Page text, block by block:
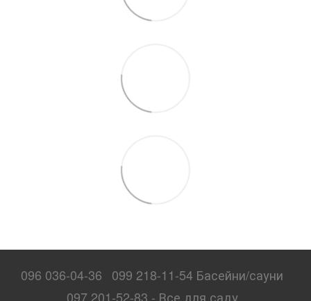
096 036-04-36
099 218-11-54 Басейни/сауни
097 201-52-83 - Все для саду